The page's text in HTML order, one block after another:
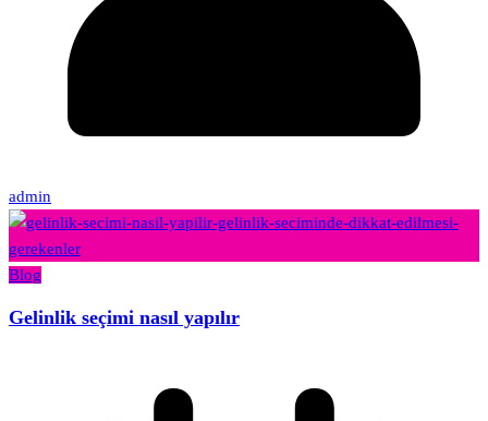
admin
Blog
Gelinlik seçimi nasıl yapılır